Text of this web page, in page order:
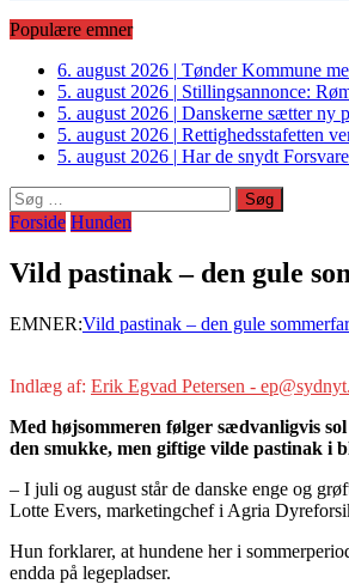
Populære emner
6. august 2026 | Tønder Kommune
5. august 2026 | Stillingsannonce:
5. august 2026 | Danskerne sætter ny
5. august 2026 | Rettighedsstafetten
5. august 2026 | Har de snydt
Søg
efter:
Forside Hunden
Vild pastinak – den gule
EMNER:Vild pastinak – den gule
Indlæg af: Erik Egvad Petersen -
Med højsommeren følger sædvanligvis
den smukke, men giftige vilde pastinak i
– I juli og august står de danske enge og
Lotte Evers, marketingchef i Agria
Hun forklarer, at hundene her i
endda på legepladser.